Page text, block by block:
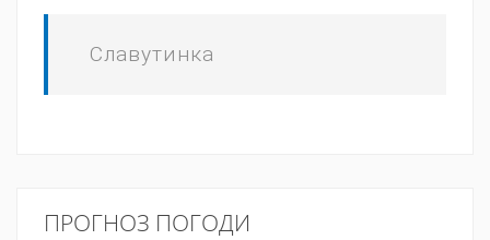
Славутинка
ПРОГНОЗ ПОГОДИ